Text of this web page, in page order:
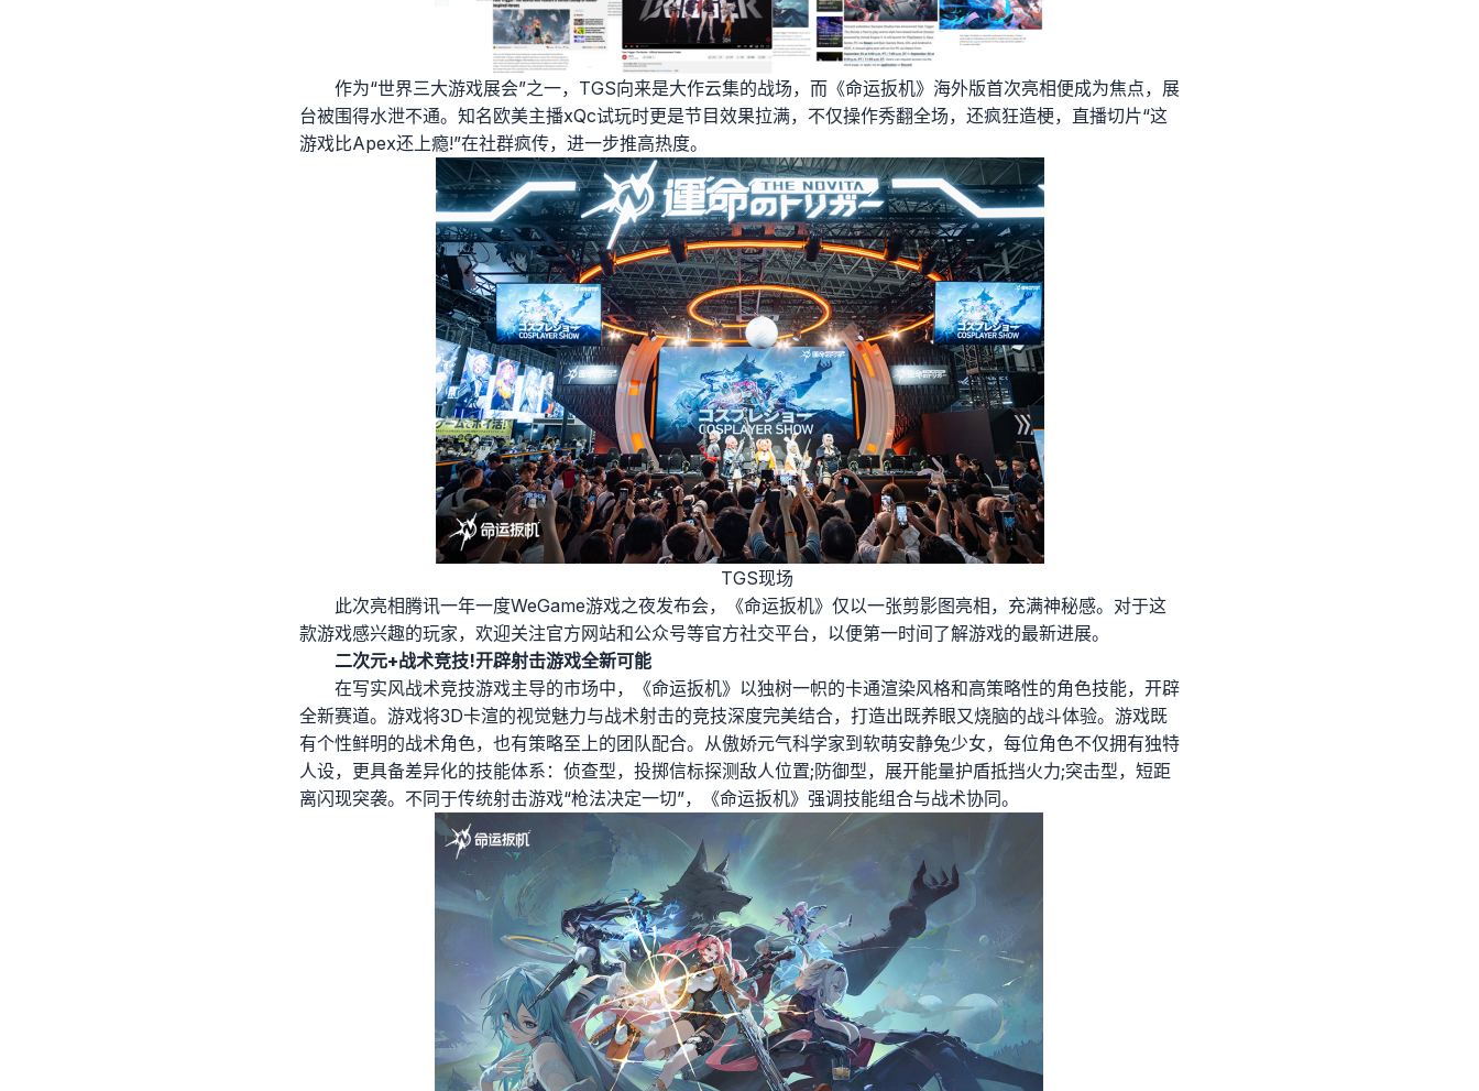
作为“世界三大游戏展会”之一，TGS向来是大作云集的战场，而《命运扳机》海外版首次亮相便成为焦点，展
台被围得水泄不通。知名欧美主播xQc试玩时更是节目效果拉满，不仅操作秀翻全场，还疯狂造梗，直播切片“这
游戏比Apex还上瘾!”在社群疯传，进一步推高热度。
TGS现场
此次亮相腾讯一年一度WeGame游戏之夜发布会，《命运扳机》仅以一张剪影图亮相，充满神秘感。对于这
款游戏感兴趣的玩家，欢迎关注官方网站和公众号等官方社交平台，以便第一时间了解游戏的最新进展。
二次元+战术竞技!开辟射击游戏全新可能
在写实风战术竞技游戏主导的市场中，《命运扳机》以独树一帜的卡通渲染风格和高策略性的角色技能，开辟
全新赛道。游戏将3D卡渲的视觉魅力与战术射击的竞技深度完美结合，打造出既养眼又烧脑的战斗体验。游戏既
有个性鲜明的战术角色，也有策略至上的团队配合。从傲娇元气科学家到软萌安静兔少女，每位角色不仅拥有独特
人设，更具备差异化的技能体系：侦查型，投掷信标探测敌人位置;防御型，展开能量护盾抵挡火力;突击型，短距
离闪现突袭。不同于传统射击游戏“枪法决定一切”，《命运扳机》强调技能组合与战术协同。